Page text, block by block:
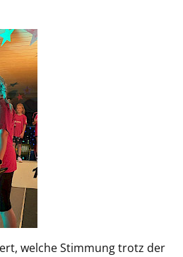
welche Stimmung trotz der